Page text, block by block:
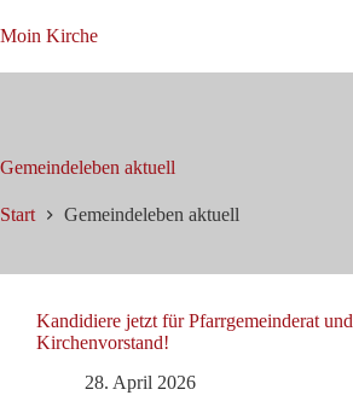
Inhalt
Moin Kirche
Gemeindeleben aktuell
Start Gemeindeleben aktuell
Kandidiere jetzt für Pfarrgemeinderat und
Kirchenvorstand!
28. April 2026